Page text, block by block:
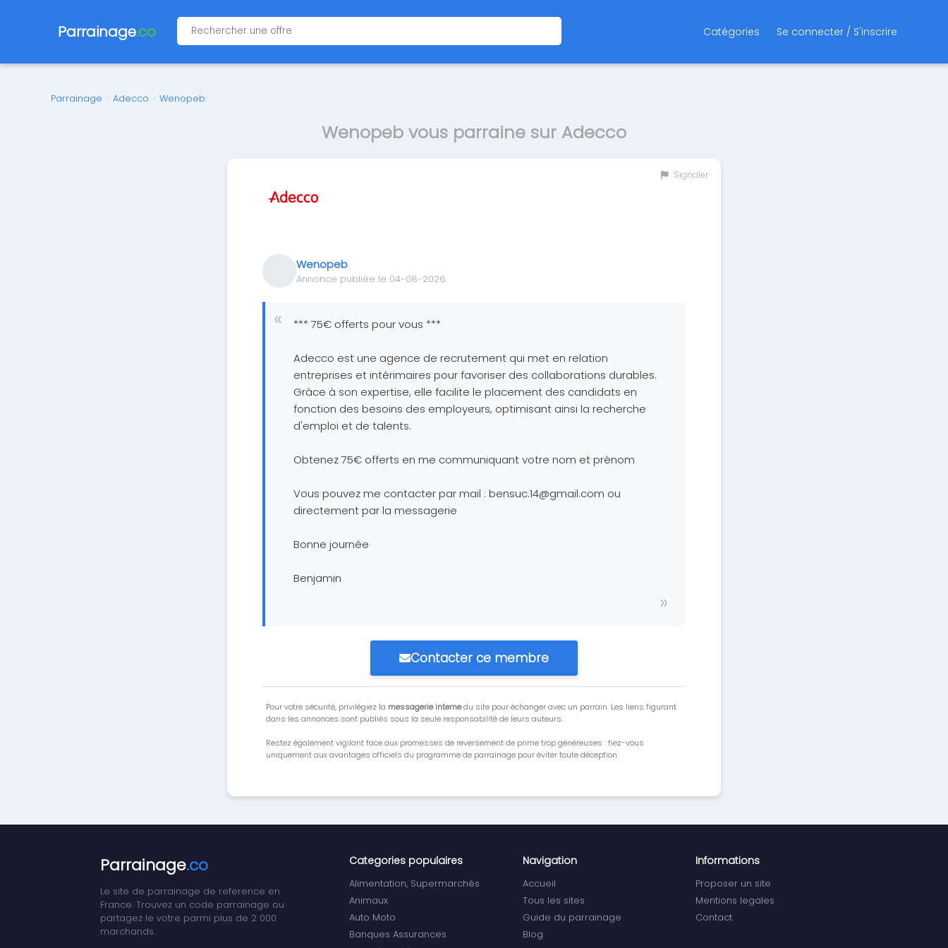
Parrainage.co Catégories Se connecter / S'inscrire
Parrainage › Adecco › Wenopeb
Wenopeb vous parraine sur Adecco
Signaler
Wenopeb
Annonce publiée le 04-08-2026
*** 75€ offerts pour vous ***
Adecco est une agence de recrutement qui met en relation
entreprises et intérimaires pour favoriser des collaborations durables.
Grâce à son expertise, elle facilite le placement des candidats en
fonction des besoins des employeurs, optimisant ainsi la recherche
d'emploi et de talents.
Obtenez 75€ offerts en me communiquant votre nom et prénom
Vous pouvez me contacter par mail : bensuc.14@gmail.com ou
directement par la messagerie
Bonne journée
Benjamin
Contacter ce membre
Pour votre sécurité, privilégiez la messagerie internedu site pour échanger avec un parrain. Les liens figurant
dans les annonces sont publiés sous la seule responsabilité de leurs auteurs.
Restez également vigilant face aux promesses de reversement de prime trop généreuses : fiez-vous
uniquement aux avantages officiels du programme de parrainage pour éviter toute déception.
Parrainage.co
Le site de parrainage de reference en
France. Trouvez un code parrainage ou
partagez le votre parmi plus de 2 000
marchands.
Categories populaires
Alimentation, Supermarchés
Animaux
Auto Moto
Banques Assurances
Navigation
Accueil
Tous les sites
Guide du parrainage
Blog
Informations
Proposer un site
Mentions legales
Contact